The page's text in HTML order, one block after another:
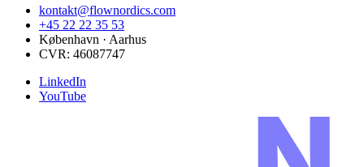
kontakt@flownordics.com
+45 22 22 35 53
København · Aarhus
CVR: 46087747
LinkedIn
YouTube